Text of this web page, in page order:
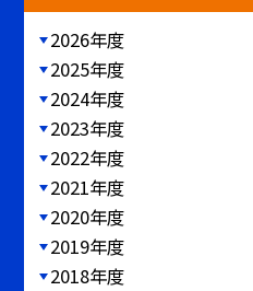
2026年度
2025年度
2024年度
2023年度
2022年度
2021年度
2020年度
2019年度
2018年度